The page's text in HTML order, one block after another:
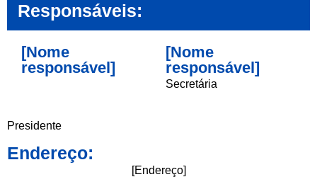
Responsáveis:
[Nome
responsável]
[Nome
responsável]
Secretária
Presidente
Endereço:
[Endereço]